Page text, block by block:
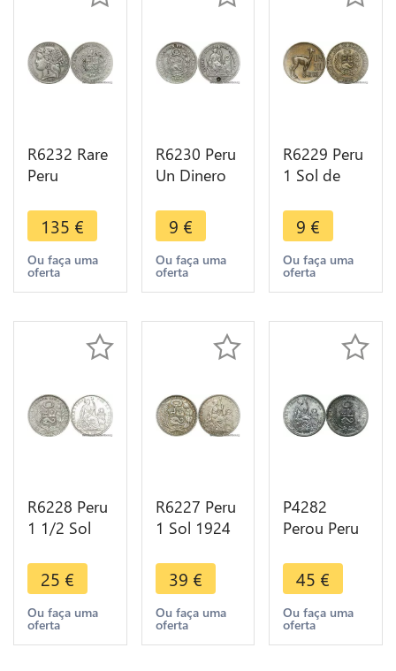
R6232 Rare
Peru
Peseta 1880
B dot BF
Countermark
I Silver -->
135 €
Ou faça uma
oferta
R6230 Peru
Un Dinero
Lima Silver -
> Make
offer
9 €
Ou faça uma
oferta
R6229 Peru
1 Sol de
Lima 1970 -
> Make
offer
9 €
Ou faça uma
oferta
R6228 Peru
1 1/2 Sol
Lima Silver
Jewelry
Belière ->
Make offer
25 €
Ou faça uma
oferta
R6227 Peru
1 Sol 1924
1824 Silver
-> Make
offer
39 €
Ou faça uma
oferta
P4282
Perou Peru
1907 Lima
FG JR Silver
AU+
45 €
Ou faça uma
oferta